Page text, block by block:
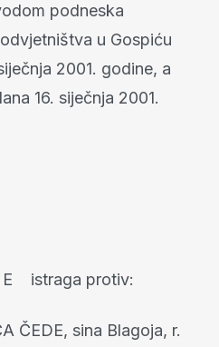
podneska
u Gospiću
2001. godine, a
16. siječnja 2001.
E istraga protiv:
ČEDE, sina Blagoja, r.